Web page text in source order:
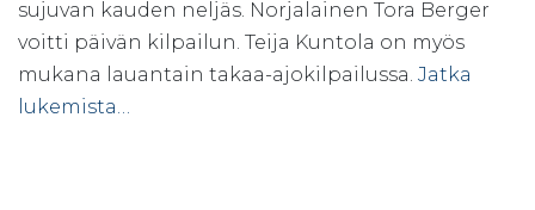
sujuvan kauden neljäs. Norjalainen Tora Berger
voitti päivän kilpailun. Teija Kuntola on myös
mukana lauantain takaa-ajokilpailussa. Jatka
lukemista…